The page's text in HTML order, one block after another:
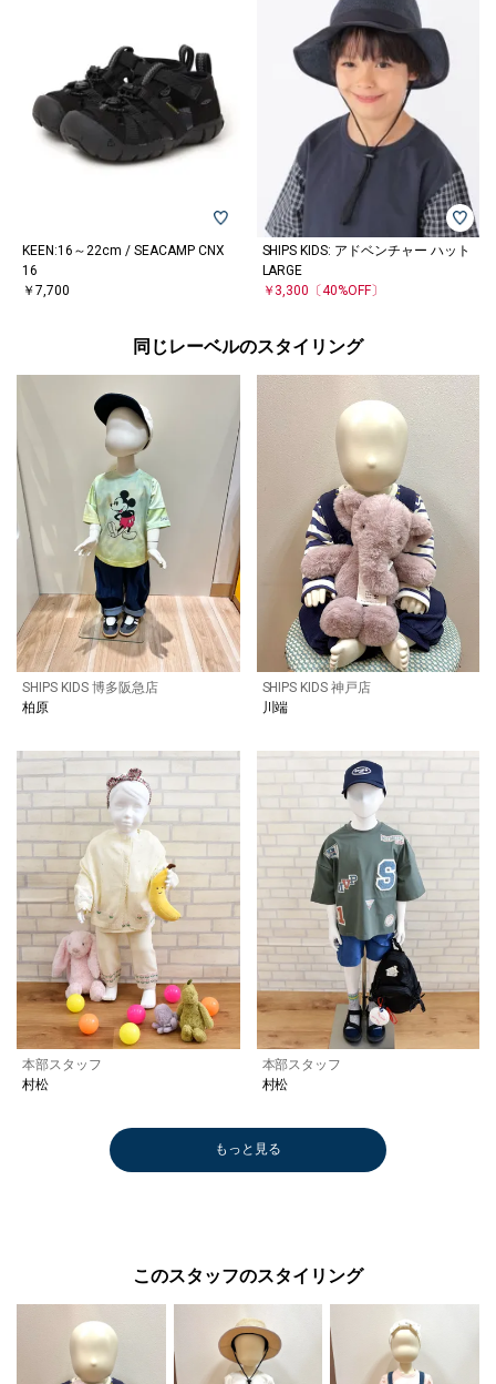
KEEN:16～22cm / SEACAMP CNX
16
￥7,700
SHIPS KIDS: アドベンチャー ハット
LARGE
￥3,300 〔40%OFF〕
同じレーベルのスタイリング
SHIPS KIDS 博多阪急店
柏原
SHIPS KIDS 神戸店
川端
本部スタッフ
村松
本部スタッフ
村松
もっと見る
このスタッフのスタイリング